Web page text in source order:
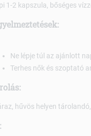
1-2 kapszula, bőséges
Ne lépje túl az ajánlott
Terhes nők és szoptató
hűvös helyen